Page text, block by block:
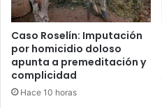
Caso Roselín: Imputación
por homicidio doloso
apunta a premeditación y
complicidad
Hace 10 horas